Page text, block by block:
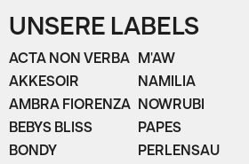
UNSERE LABELS
ACTA NON VERBA
AKKESOIR
AMBRA FIORENZA
BEBYS BLISS
BONDY
M'AW
NAMILIA
NOWRUBI
PAPES
PERLENSAU